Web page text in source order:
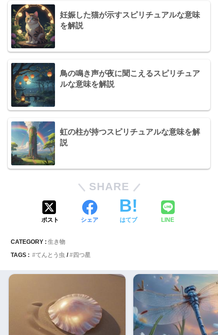
妊娠した猫が示すスピリチュアルな意味
を解説
鳥の鳴き声が夜に聞こえるスピリチュア
ルな意味を解説
虹の柱が持つスピリチュアルな意味を解
説
SHARE
ポスト シェア はてブ LINE
CATEGORY : 生き物
TAGS :
てんとう虫 四つ星